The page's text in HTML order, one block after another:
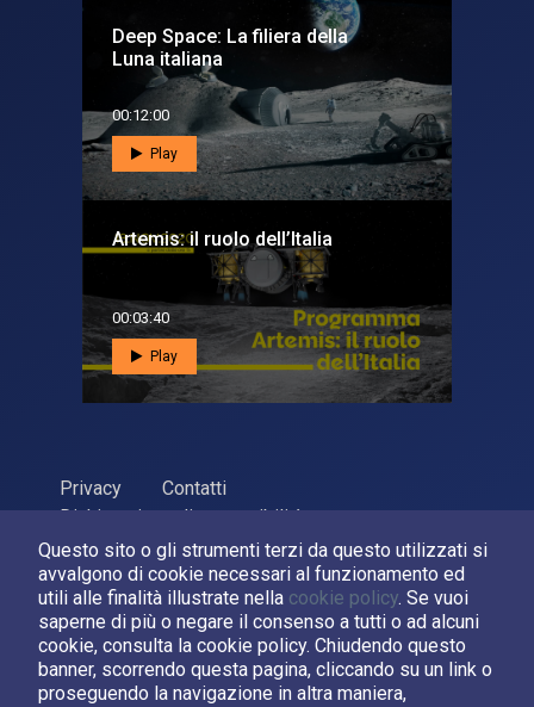
Questo sito o gli strumenti terzi da questo utilizzati si
avvalgono di cookie necessari al funzionamento ed
utili alle finalità illustrate nella cookie policy. Se vuoi
saperne di più o negare il consenso a tutti o ad alcuni
cookie, consulta la cookie policy. Chiudendo questo
banner, scorrendo questa pagina, cliccando su un link o
proseguendo la navigazione in altra maniera,
Deep Space: La filiera della
Luna italiana
00:12:00
Play
Artemis: il ruolo dell’Italia
00:03:40
Play
Privacy
Contatti
Dichiarazione di accessibilità
ASI Agenzia Spaziale Italiana, 2026. P.Iva 03638121008
Sviluppato daLPM
Seguici su: